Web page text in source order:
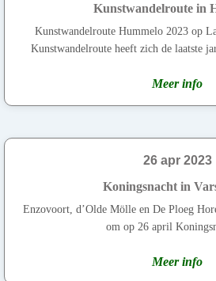
Kunstwandelroute in
Kunstwandelroute Hummelo 2023 op
Kunstwandelroute heeft zich de laatste
Meer info
26 apr 2023
Koningsnacht in
Enzovoort, d’Olde Mölle en De Ploeg
om op 26 april
Meer info